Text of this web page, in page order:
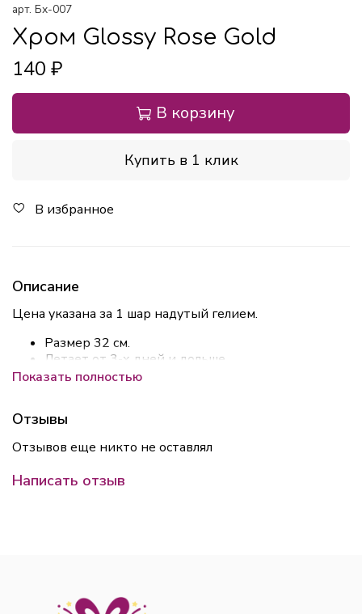
арт. Бх-007
Хром Glossy Rose Gold
140 ₽
В корзину
Купить в 1 клик
В избранное
Описание
Цена указана за 1 шар надутый гелием.
Размер 32 см.
Летает от 3-х дней и дольше
Все шары обрабатываем средством для
Показать полностью
Отзывы
Отзывов еще никто не оставлял
Написать отзыв